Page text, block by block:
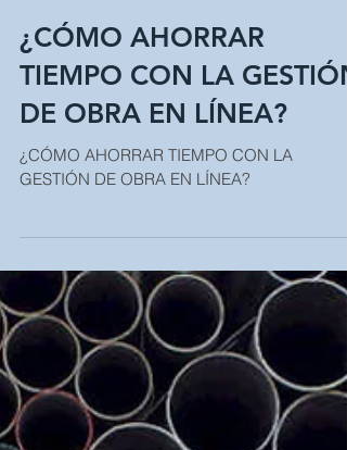
Aug 29, 2018
¿CÓMO AHORRAR
TIEMPO CON LA GESTIÓN
DE OBRA EN LÍNEA?
¿CÓMO AHORRAR TIEMPO CON LA